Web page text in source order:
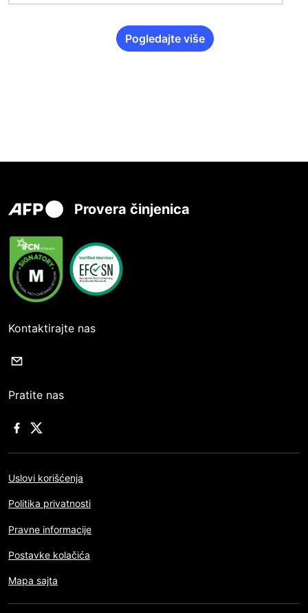
Pogledajte više
Provera činjenica
Kontaktirajte nas
Pratite nas
Uslovi korišćenja
Politika privatnosti
Pravne informacije
Postavke kolačića
Mapa sajta